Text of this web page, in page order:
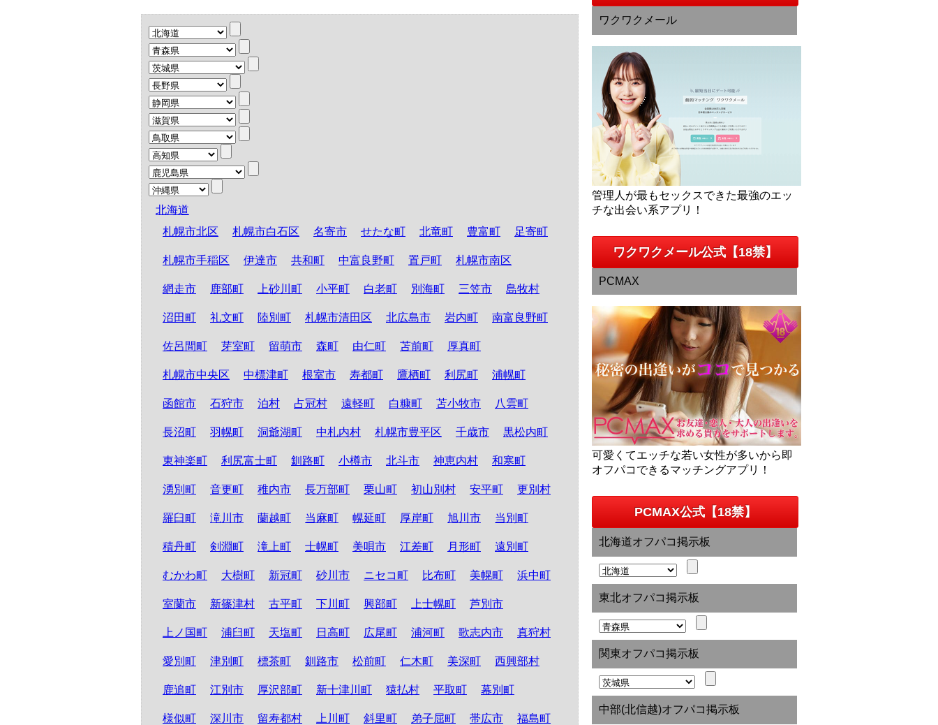
北海道
札幌市北区
札幌市白石区 名寄市 せたな町 北竜町 豊富町 足寄町
札幌市手稲区 伊達市 共和町 中富良野町 置戸町 札幌市南区
網走市 鹿部町 上砂川町 小平町 白老町 別海町 三笠市 島牧村
沼田町 礼文町 陸別町 札幌市清田区 北広島市 岩内町 南富良野町
佐呂間町 芽室町 留萌市 森町 由仁町 苫前町 厚真町
札幌市中央区 中標津町 根室市 寿都町 鷹栖町 利尻町 浦幌町
函館市 石狩市 泊村 占冠村 遠軽町 白糠町 苫小牧市 八雲町
長沼町 羽幌町 洞爺湖町 中札内村 札幌市豊平区 千歳市 黒松内町
東神楽町 利尻富士町 釧路町 小樽市 北斗市 神恵内村 和寒町
湧別町 音更町 稚内市 長万部町 栗山町 初山別村 安平町 更別村
羅臼町 滝川市 蘭越町 当麻町 幌延町 厚岸町 旭川市 当別町
積丹町 剣淵町 滝上町 士幌町 美唄市 江差町 月形町 遠別町
むかわ町 大樹町 新冠町 砂川市 ニセコ町 比布町 美幌町 浜中町
室蘭市 新篠津村 古平町 下川町 興部町 上士幌町 芦別市
上ノ国町 浦臼町 天塩町 日高町 広尾町 浦河町 歌志内市 真狩村
愛別町 津別町 標茶町 釧路市 松前町 仁木町 美深町 西興部村
鹿追町 江別市 厚沢部町 新十津川町 猿払村 平取町 幕別町
様似町 深川市 留寿都村 上川町 斜里町 弟子屈町 帯広市 福島町
ワクワクメール
管理人が最もセックスできた最強のエッ
チな出会い系アプリ！
ワクワクメール公式【18禁】
PCMAX
可愛くてエッチな若い女性が多いから即
オフパコできるマッチングアプリ！
PCMAX公式【18禁】
北海道オフパコ掲示板
東北オフパコ掲示板
関東オフパコ掲示板
中部(北信越)オフパコ掲示板